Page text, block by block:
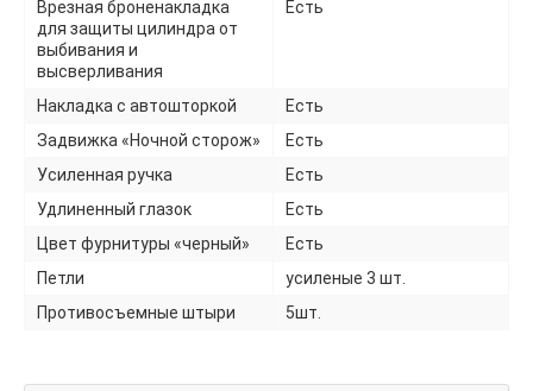
Врезная броненакладка
для защиты цилиндра от
выбивания и
высверливания
Есть
Накладка с автошторкой
Есть
Задвижка «Ночной сторож»
Есть
Усиленная ручка
Есть
Удлиненный глазок
Есть
Цвет фурнитуры «черный»
Есть
Петли
усиленые 3 шт.
Противосъемные штыри
5шт.